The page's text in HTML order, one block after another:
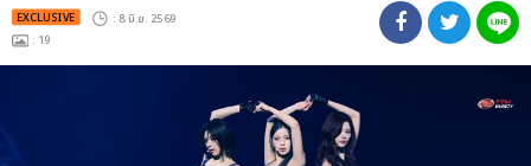
EXCLUSIVE : 8 มิ.ย. 2569
: 19